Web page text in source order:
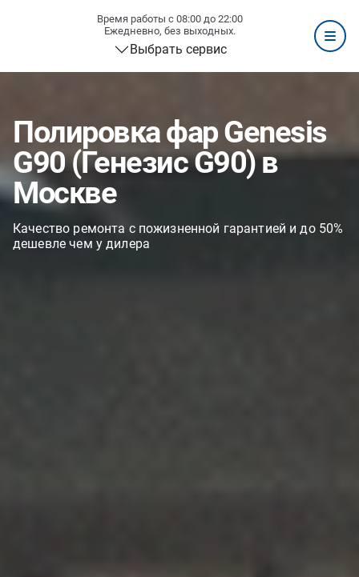
Время работы с 08:00 до 22:00
Ежедневно, без выходных.
Выбрать сервис
Полировка фар Genesis
G90 (Генезис G90) в
Москве
Качество ремонта с пожизненной гарантией и до 50%
дешевле чем у дилера